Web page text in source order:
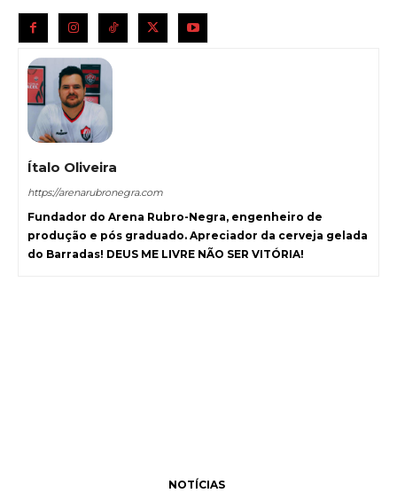
Ítalo Oliveira
https://arenarubronegra.com
Fundador do Arena Rubro-Negra, engenheiro de
produção e pós graduado. Apreciador da cerveja gelada
do Barradas! DEUS ME LIVRE NÃO SER VITÓRIA!
NOTÍCIAS